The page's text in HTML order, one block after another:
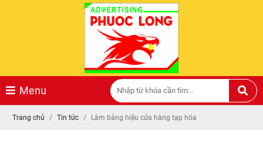
Menu
Trang chủ Tin tức Làm bảng hiệu cửa hàng tạp hóa
BANNER QUẢNG CÁO
Giá: Liên hệ